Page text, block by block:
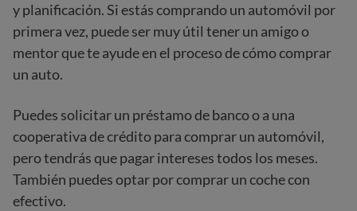
y planificación. Si estás comprando un automóvil por
primera vez, puede ser muy útil tener un amigo o
mentor que te ayude en el proceso de cómo comprar
un auto.
Puedes solicitar un préstamo de banco o a una
cooperativa de crédito para comprar un automóvil,
pero tendrás que pagar intereses todos los meses.
También puedes optar por comprar un coche con
efectivo.